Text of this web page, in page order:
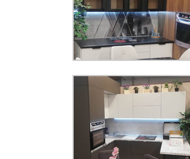
Увеличить
Панель КМ 106